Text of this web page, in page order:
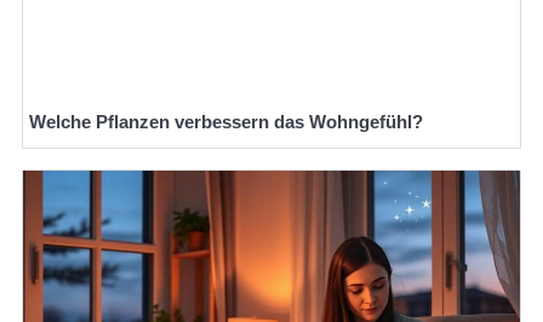
Welche Pflanzen verbessern das Wohngefühl?